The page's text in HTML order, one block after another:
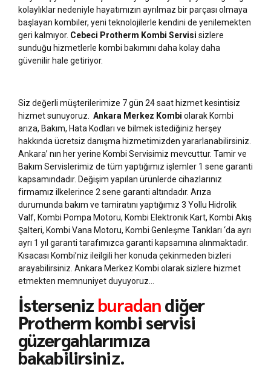
kolaylıklar nedeniyle hayatımızın ayrılmaz bir parçası olmaya
başlayan kombiler, yeni teknolojilerle kendini de yenilemekten
geri kalmıyor. Cebeci Protherm Kombi Servisi sizlere
sunduğu hizmetlerle kombi bakımını daha kolay daha
güvenilir hale getiriyor.
Siz değerli müşterilerimize 7 gün 24 saat hizmet kesintisiz
hizmet sunuyoruz. Ankara Merkez Kombi olarak Kombi
arıza, Bakım, Hata Kodları ve bilmek istediğiniz herşey
hakkında ücretsiz danışma hizmetimizden yararlanabilirsiniz.
Ankara’ nın her yerine Kombi Servisimiz mevcuttur. Tamir ve
Bakım Servislerimiz de tüm yaptığımız işlemler 1 sene garanti
kapsamındadır. Değişim yapılan ürünlerde cihazlarınız
firmamız ilkelerince 2 sene garanti altındadır. Arıza
durumunda bakım ve tamiratını yaptığımız 3 Yollu Hidrolik
Valf, Kombi Pompa Motoru, Kombi Elektronik Kart, Kombi Akış
Şalteri, Kombi Vana Motoru, Kombi Genleşme Tankları ‘da ayrı
ayrı 1 yıl garanti tarafımızca garanti kapsamına alınmaktadır.
Kısacası Kombi’niz ileilgili her konuda çekinmeden bizleri
arayabilirsiniz. Ankara Merkez Kombi olarak sizlere hizmet
etmekten memnuniyet duyuyoruz…
İsterseniz buradandiğer
Protherm kombi servisi
güzergahlarımıza
bakabilirsiniz.